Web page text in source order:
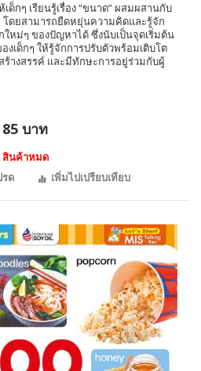
ด็กๆ เรียนรู้เรื่อง “ขนาด” ผสมผสานกับ
ดยสามารถยืดหยุ่นความคิดและรู้จัก
ใหม่ๆ ของปัญหาได้ ซึ่งนับเป็นจุดเริ่มต้น
เด็กๆ ให้รู้จักการปรับตัวพร้อมเติบโต
างสรรค์ และมีทักษะการอยู่ร่วมกับผู้
85 บาท
สินค้าหมด
ด
เพิ่มไปเปรียบเทียบ